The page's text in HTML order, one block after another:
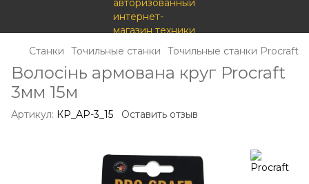
Станки Точильные станки Точильные станки Procraft
Волосінь армована круг Procraft
3мм 15м
Артикул: КР_АР-3_15 Оставить отзыв